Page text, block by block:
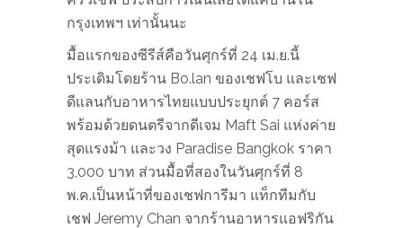
กรุงเทพฯ เท่านั้นนะ
มื้อแรกของซีรีส์คือวันศุกร์ที่ 24 เม.ย.นี้
ประเดิมโดยร้าน Bo.lan ของเชฟโบ และเชฟ
ดีแลนกับอาหารไทยแบบประยุกต์ 7 คอร์ส
พร้อมด้วยดนตรีจากดีเจม Maft Sai แห่งค่าย
สุดแรงม้า และวง Paradise Bangkok ราคา
3,000 บาท ส่วนมื้อที่สองในวันศุกร์ที่ 8
พ.ค.เป็นหน้าที่ของเชฟการีมา แท็กทีมกับ
เชฟ Jeremy Chan จากร้านอาหารแอฟริกัน